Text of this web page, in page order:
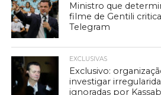
Ministro que
filme de Gentili
Telegram
EXCLUSIVAS
Exclusivo:
investigar
ignoradas por Kassab